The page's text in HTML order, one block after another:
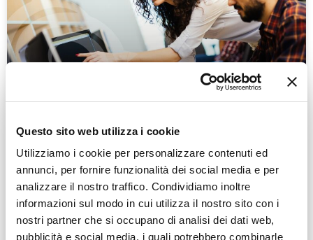
Questo sito web utilizza i cookie
Utilizziamo i cookie per personalizzare contenuti ed
annunci, per fornire funzionalità dei social media e per
analizzare il nostro traffico. Condividiamo inoltre
informazioni sul modo in cui utilizza il nostro sito con i
nostri partner che si occupano di analisi dei dati web,
pubblicità e social media, i quali potrebbero combinarle
PMI e sicurezza perimetrale
I criminali del web usano tecniche diverse per raggiungere i
loro scopi. La tua strategia di sicurezza aziendale ha
bisogno di un sistema integrato.